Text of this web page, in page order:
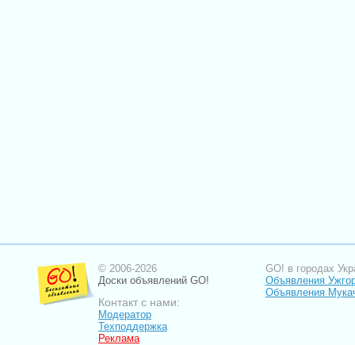
© 2006-2026
Доски объявлений GO!
Контакт с нами:
Модератор
Техподдержка
Реклама
GO! в городах
Объявления
Объявления